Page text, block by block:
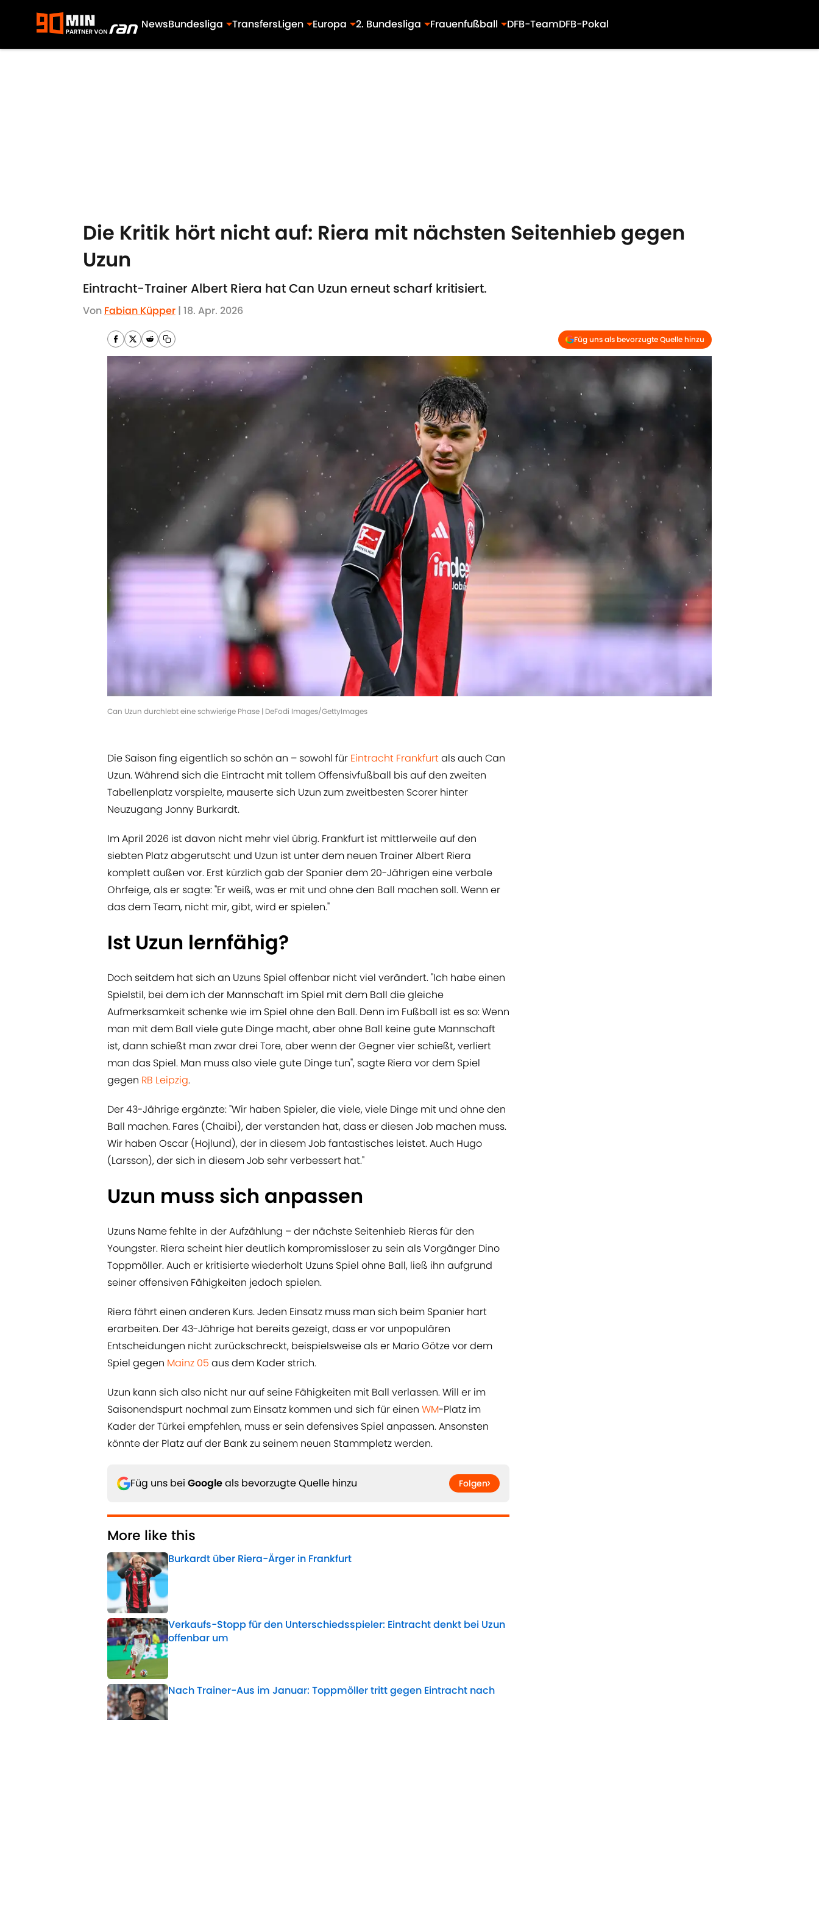
NewsBundesliga TransfersLigen Europa 2. Bundesliga Frauenfußball DFB-TeamDFB-Pokal
Die Kritik hört nicht auf: Riera mit nächsten Seitenhieb gegen
Uzun
Eintracht-Trainer Albert Riera hat Can Uzun erneut scharf kritisiert.
Von Fabian Küpper | 18. Apr. 2026
Füg uns als bevorzugte Quelle hinzu
Can Uzun durchlebt eine schwierige Phase | DeFodi Images/GettyImages
Die Saison fing eigentlich so schön an – sowohl für Eintracht Frankfurtals auch Can
Uzun. Während sich die Eintracht mit tollem Offensivfußball bis auf den zweiten
Tabellenplatz vorspielte, mauserte sich Uzun zum zweitbesten Scorer hinter
Neuzugang Jonny Burkardt.
Im April 2026 ist davon nicht mehr viel übrig. Frankfurt ist mittlerweile auf den
siebten Platz abgerutscht und Uzun ist unter dem neuen Trainer Albert Riera
komplett außen vor. Erst kürzlich gab der Spanier dem 20-Jährigen eine verbale
Ohrfeige, als er sagte: "Er weiß, was er mit und ohne den Ball machen soll. Wenn er
das dem Team, nicht mir, gibt, wird er spielen."
Ist Uzun lernfähig?
Doch seitdem hat sich an Uzuns Spiel offenbar nicht viel verändert. "Ich habe einen
Spielstil, bei dem ich der Mannschaft im Spiel mit dem Ball die gleiche
Aufmerksamkeit schenke wie im Spiel ohne den Ball. Denn im Fußball ist es so: Wenn
man mit dem Ball viele gute Dinge macht, aber ohne Ball keine gute Mannschaft
ist, dann schießt man zwar drei Tore, aber wenn der Gegner vier schießt, verliert
man das Spiel. Man muss also viele gute Dinge tun", sagte Riera vor dem Spiel
gegen RB Leipzig.
Der 43-Jährige ergänzte: "Wir haben Spieler, die viele, viele Dinge mit und ohne den
Ball machen. Fares (Chaibi), der verstanden hat, dass er diesen Job machen muss.
Wir haben Oscar (Hojlund), der in diesem Job fantastisches leistet. Auch Hugo
(Larsson), der sich in diesem Job sehr verbessert hat."
Uzun muss sich anpassen
Uzuns Name fehlte in der Aufzählung – der nächste Seitenhieb Rieras für den
Youngster. Riera scheint hier deutlich kompromissloser zu sein als Vorgänger Dino
Toppmöller. Auch er kritisierte wiederholt Uzuns Spiel ohne Ball, ließ ihn aufgrund
seiner offensiven Fähigkeiten jedoch spielen.
Riera fährt einen anderen Kurs. Jeden Einsatz muss man sich beim Spanier hart
erarbeiten. Der 43-Jährige hat bereits gezeigt, dass er vor unpopulären
Entscheidungen nicht zurückschreckt, beispielsweise als er Mario Götze vor dem
Spiel gegen Mainz 05 aus dem Kader strich.
Uzun kann sich also nicht nur auf seine Fähigkeiten mit Ball verlassen. Will er im
Saisonendspurt nochmal zum Einsatz kommen und sich für einen WM-Platz im
Kader der Türkei empfehlen, muss er sein defensives Spiel anpassen. Ansonsten
könnte der Platz auf der Bank zu seinem neuen Stammpletz werden.
Füg uns bei Googleals bevorzugte Quelle hinzu Folgen
More like this
Burkardt über Riera-Ärger in Frankfurt
Published by on Invalid Date
Verkaufs-Stopp für den Unterschiedsspieler: Eintracht denkt bei Uzun
offenbar um
Published by on Invalid Date
Nach Trainer-Aus im Januar: Toppmöller tritt gegen Eintracht nach
Published by on Invalid Date